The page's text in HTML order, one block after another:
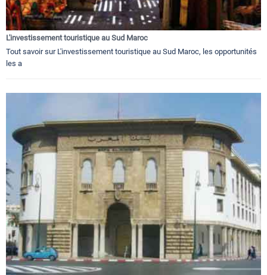
L'investissement touristique au Sud Maroc
Tout savoir sur L'investissement touristique au Sud Maroc, les opportunités
les a